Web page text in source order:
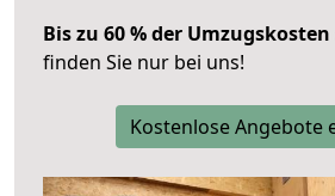
Bis zu 60 % der
finden Sie nur bei uns!
Kostenlose Angebote